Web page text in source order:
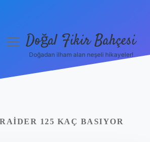
menüyüDoğal Fikir Bahçesi
Doğadan ilham alan neşeli hikayeler!
125 KAÇ BASIYOR